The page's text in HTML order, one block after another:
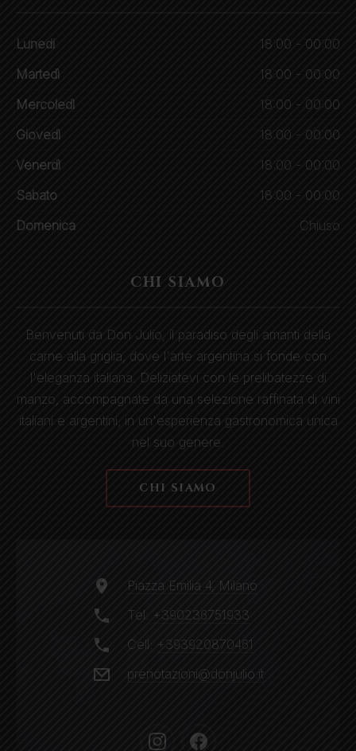
Lunedi
18:00 - 00:00
Martedì
18:00 - 00:00
Mercoledì
18:00 - 00:00
Giovedì
18:00 - 00:00
Venerdì
18:00 - 00:00
Sabato
18:00 - 00:00
Domenica
Chiuso
CHI SIAMO
Benvenuti da Don Julio, il paradiso degli amanti della
carne alla griglia, dove l'arte argentina si fonde con
l'eleganza italiana. Deliziatevi con le prelibatezze di
manzo, accompagnate da una selezione raffinata di vini
italiani e argentini, in un'esperienza gastronomica unica
nel suo genere.
CHI SIAMO
Piazza Emilia 4, Milano
Tel: +390236751933
Cell: +393920870461
prenotazioni@donjulio.it